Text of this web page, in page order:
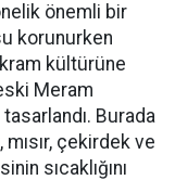
önemli bir
korunurken
kültürüne
Meram
Burada
çekirdek ve
sıcaklığını